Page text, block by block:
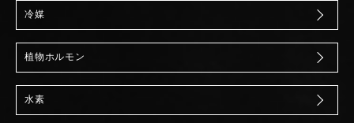
冷媒
植物ホルモン
水素